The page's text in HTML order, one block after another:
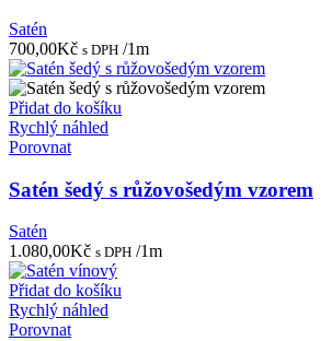
Satén
700,00Kč s DPH /1m
Přidat do košíku
Rychlý náhled
Porovnat
Satén šedý s růžovošedým vzorem
Satén
1.080,00Kč s DPH /1m
Přidat do košíku
Rychlý náhled
Porovnat